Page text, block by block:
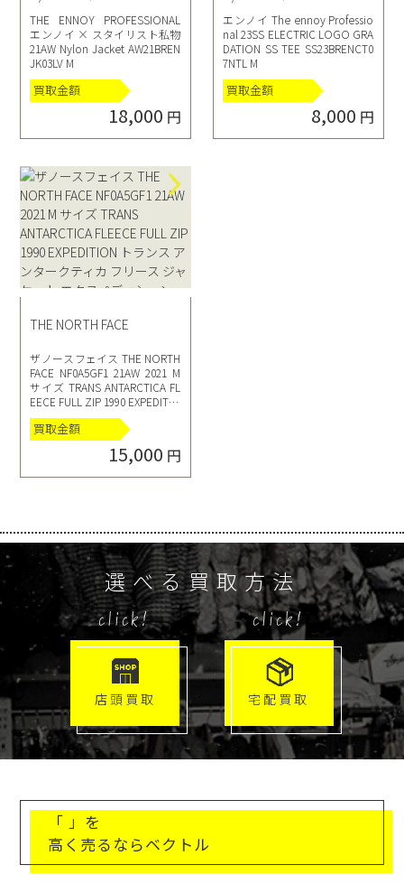
THE ENNOY PROFESSIONAL
エンノイ × スタイリスト私物
21AW Nylon Jacket AW21BREN
JK03LV M
買取金額
18,000 円
エンノイ The ennoy Professio
nal 23SS ELECTRIC LOGO GRA
DATION SS TEE SS23BRENCT0
7NTL M
買取金額
8,000 円
THE NORTH FACE
ザノースフェイス THE NORTH
FACE NF0A5GF1 21AW 2021 M
サイズ TRANS ANTARCTICA FL
EECE FULL ZIP 1990 EXPEDITIO
N トランス アンタークティカ
フリース ジャケット エクスペ
ディション
買取金額
15,000 円
選べる買取方法
click!
店頭買取
click!
宅配買取
「 」を
高く売るならベクトル